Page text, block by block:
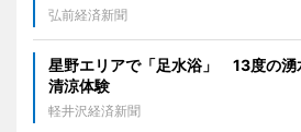
弘前経済新聞
星野エリアで「足水浴」 13度の湧
清涼体験
軽井沢経済新聞